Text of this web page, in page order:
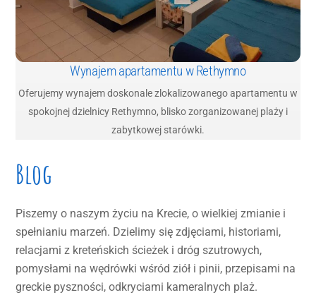
Wynajem apartamentu w Rethymno
Oferujemy wynajem doskonale zlokalizowanego apartamentu w
spokojnej dzielnicy Rethymno, blisko zorganizowanej plaży i
zabytkowej starówki.
Blog
Piszemy o naszym życiu na Krecie, o wielkiej zmianie i
spełnianiu marzeń. Dzielimy się zdjęciami, historiami,
relacjami z kreteńskich ścieżek i dróg szutrowych,
pomysłami na wędrówki wśród ziół i pinii, przepisami na
greckie pyszności, odkryciami kameralnych plaż.